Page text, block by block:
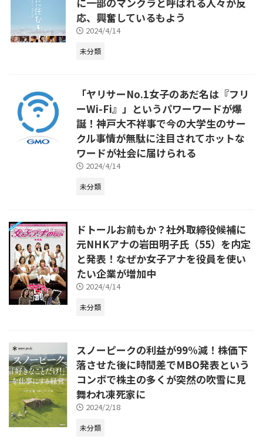
応、興奮しているもよう
2024/4/14
未分類
「ヤリサーNo.1女子のあだ名は『フリ
ーWi-Fi』」というパワーワードが爆
誕！神戸大不祥事で今の大学生のサー
クル事情が無駄に注目されてホットな
ワードが社会に届けられる
2024/4/14
未分類
ドトールお前もか？社外取締役候補に
元NHKアナの岩田明子氏（55）を内定
と発表！なぜか女子アナを役員を使い
たい企業が増加中
2024/4/14
未分類
スノーピークの利益が99%減！株価下
落させた後に時間差でMBO発表という
コンボで株主の多くが突然の吹雪に見
舞われ凍死家に
2024/2/18
未分類